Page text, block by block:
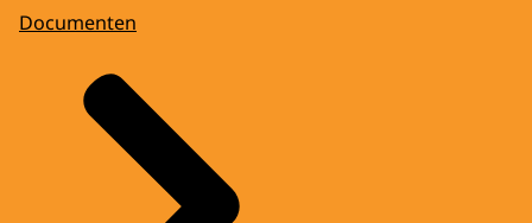
Documenten